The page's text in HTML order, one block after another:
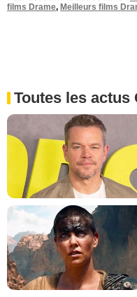
films Drame, Meilleurs films
Toutes les actus